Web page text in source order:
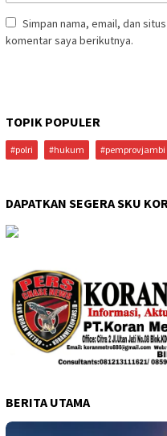
Simpan nama, email, dan
komentar saya berikutnya.
TOPIK POPULER
#polri #hukum #pemprovjambi
DAPATKAN SEGERA SKU
BERITA UTAMA